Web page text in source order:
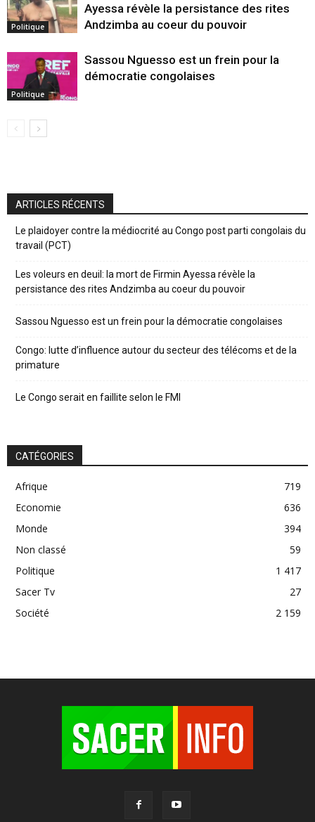
Politique
Ayessa révèle la persistance des rites
Andzimba au coeur du pouvoir
Politique
Sassou Nguesso est un frein pour la
démocratie congolaises
ARTICLES RÉCENTS
Le plaidoyer contre la médiocrité au Congo post parti congolais du
travail (PCT)
Les voleurs en deuil: la mort de Firmin Ayessa révèle la
persistance des rites Andzimba au coeur du pouvoir
Sassou Nguesso est un frein pour la démocratie congolaises
Congo: lutte d’influence autour du secteur des télécoms et de la
primature
Le Congo serait en faillite selon le FMI
CATÉGORIES
Afrique
719
Economie
636
Monde
394
Non classé
59
Politique
1 417
Sacer Tv
27
Société
2 159